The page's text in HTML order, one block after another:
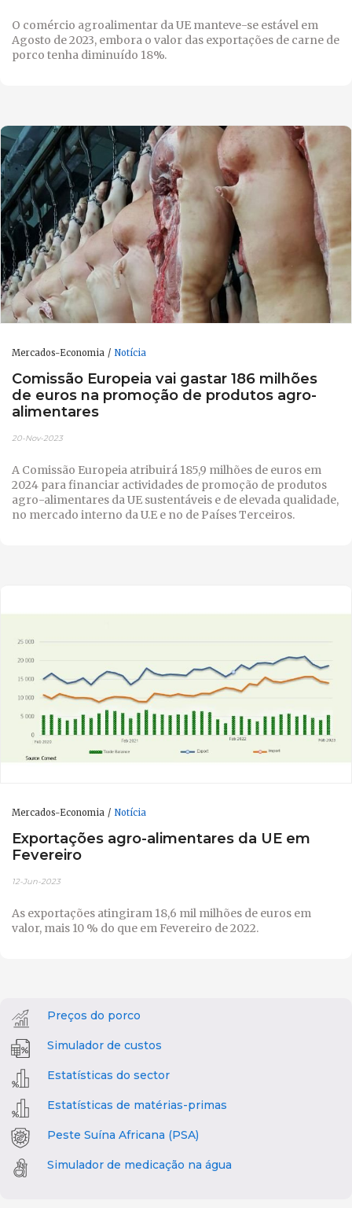
O comércio agroalimentar da UE manteve-se estável em
Agosto de 2023, embora o valor das exportações de carne de
porco tenha diminuído 18%.
Mercados-Economia Notícia
Comissão Europeia vai gastar 186 milhões
de euros na promoção de produtos agro-
alimentares
20-Nov-2023
A Comissão Europeia atribuirá 185,9 milhões de euros em
2024 para financiar actividades de promoção de produtos
agro-alimentares da UE sustentáveis e de elevada qualidade,
no mercado interno da U.E e no de Países Terceiros.
Mercados-Economia Notícia
Exportações agro-alimentares da UE em
Fevereiro
12-Jun-2023
As exportações atingiram 18,6 mil milhões de euros em
valor, mais 10 % do que em Fevereiro de 2022.
Preços do porco
Simulador de custos
Estatísticas do sector
Estatísticas de matérias-primas
Peste Suína Africana (PSA)
Simulador de medicação na água